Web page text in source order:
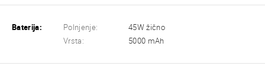
Baterija: Polnjenje:
45W žično
Vrsta:
5000 mAh